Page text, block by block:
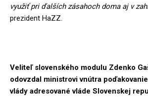
využiť pri ďalších zásahoch doma aj v
prezident HaZZ.
Veliteľ slovenského modulu Zdenko
odovzdal ministrovi vnútra
vlády adresované vláde Slovenskej